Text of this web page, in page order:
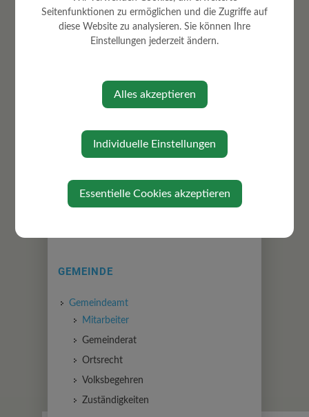
Zuständigkeit
⇐ zurück
GEMEINDE
Gemeindeamt
Mitarbeiter
Gemeinderat
Ortsrecht
Volksbegehren
Zuständigkeiten
Seitenfunktionen zu ermöglichen und die Zugriffe auf
diese Website zu analysieren. Sie können Ihre
Einstellungen jederzeit ändern.
Alles akzeptieren
Individuelle Einstellungen
Essentielle Cookies akzeptieren